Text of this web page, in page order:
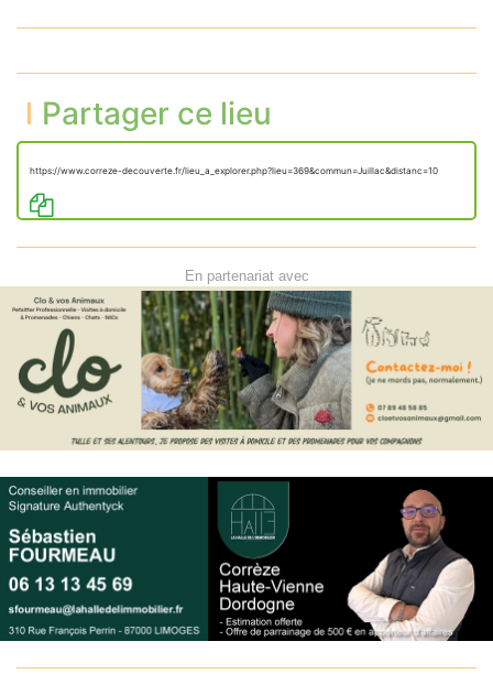
Partager ce lieu
https://www.correze-decouverte.fr/lieu_a_explorer.php?lieu=369&commun=Juillac&distanc=10
En partenariat avec